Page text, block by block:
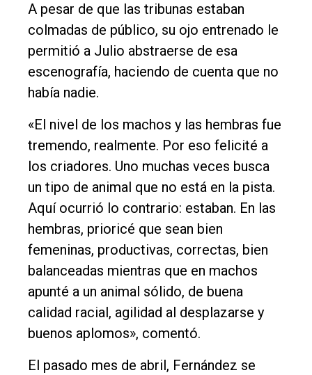
A pesar de que las tribunas estaban
colmadas de público, su ojo entrenado le
permitió a Julio abstraerse de esa
escenografía, haciendo de cuenta que no
había nadie.
«El nivel de los machos y las hembras fue
tremendo, realmente. Por eso felicité a
los criadores. Uno muchas veces busca
un tipo de animal que no está en la pista.
Aquí ocurrió lo contrario: estaban. En las
hembras, prioricé que sean bien
femeninas, productivas, correctas, bien
balanceadas mientras que en machos
apunté a un animal sólido, de buena
calidad racial, agilidad al desplazarse y
buenos aplomos», comentó.
El pasado mes de abril, Fernández se